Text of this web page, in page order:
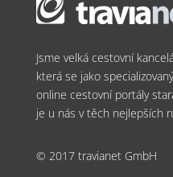
Jsme velká cestovní
která se jako
online cestovní portály
je u nás v těch nejlepších
© 2017 travianet GmbH